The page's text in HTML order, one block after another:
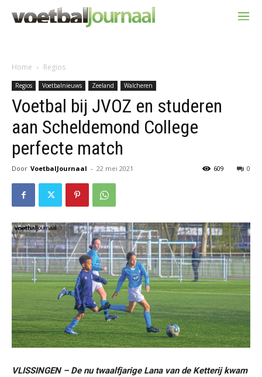
Home Regios
Regios Voetbalnieuws Zeeland Walcheren
Voetbal bij JVOZ en studeren
aan Scheldemond College
perfecte match
Door VoetbalJournaal - 22 mei 2021 0
609
VLISSINGEN – De nu twaalfjarige Lana van de Ketterij kwam